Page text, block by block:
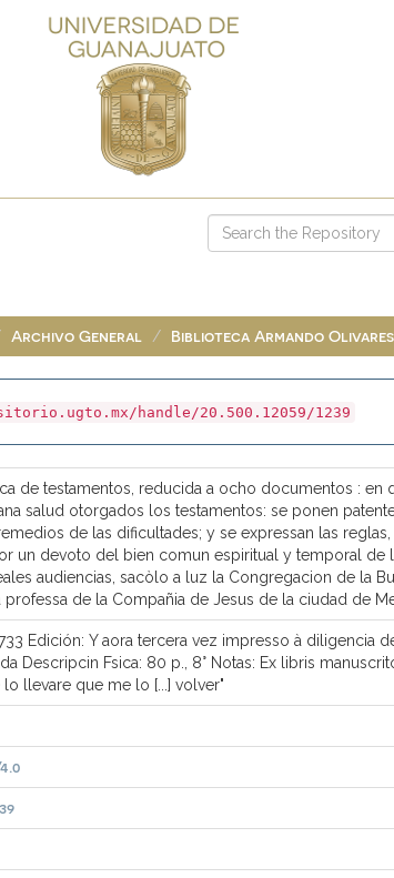
Archivo General Biblioteca Armando Olivares
handle/20.500.12059/1239
de testamentos, reducida a ocho documentos : en
salud otorgados los testamentos: se ponen
de las dificultades; y se expressan las
un devoto del bien comun espiritual y temporal de
audiencias, sacòlo a luz la Congregacion de la
de la Compañia de Jesus de la ciudad de
Edición: Y aora tercera vez impresso à diligencia
Descripcin Fsica: 80 p., 8° Notas: Ex libris
llevare que me lo [...] volver"